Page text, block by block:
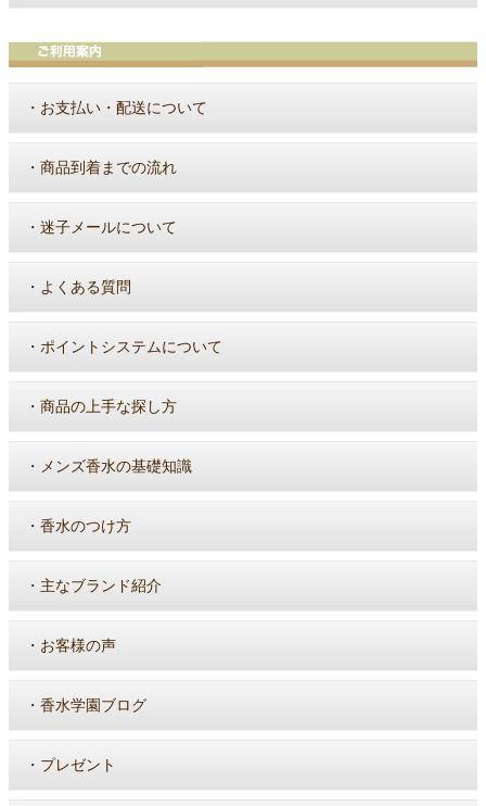
・ お支払い・配送について
・ 商品到着までの流れ
・ 迷子メールについて
・ よくある質問
・ ポイントシステムについて
・ 商品の上手な探し方
・ メンズ香水の基礎知識
・ 香水のつけ方
・ 主なブランド紹介
・ お客様の声
・ 香水学園ブログ
・ プレゼント